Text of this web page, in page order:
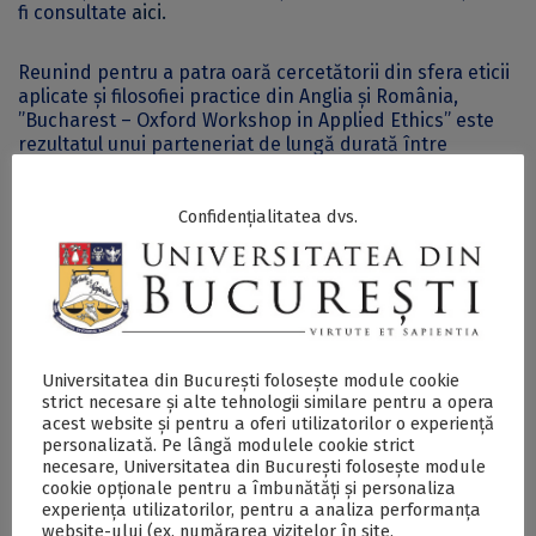
fi consultate aici.
Reunind pentru a patra oară cercetătorii din sfera eticii
aplicate și filosofiei practice din Anglia și România,
”Bucharest – Oxford Workshop in Applied Ethics” este
rezultatul unui parteneriat de lungă durată între
între profesori și cercetători ai celor două universități.
Accesul este deschis studenților, cercetătorilor,
profesorilor și celor interesați de etica aplicată în limita
locurilor disponibile.
Postări Asemănătoare:
Confidențialitatea dvs.
Universitatea din București folosește module cookie
strict necesare și alte tehnologii similare pentru a opera
acest website și pentru a oferi utilizatorilor o experiență
personalizată. Pe lângă modulele cookie strict
necesare, Universitatea din București folosește module
cookie opționale pentru a îmbunătăți și personaliza
experiența utilizatorilor, pentru a analiza performanța
website-ului (ex. numărarea vizitelor în site,